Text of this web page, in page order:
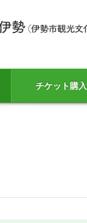
チケット購入